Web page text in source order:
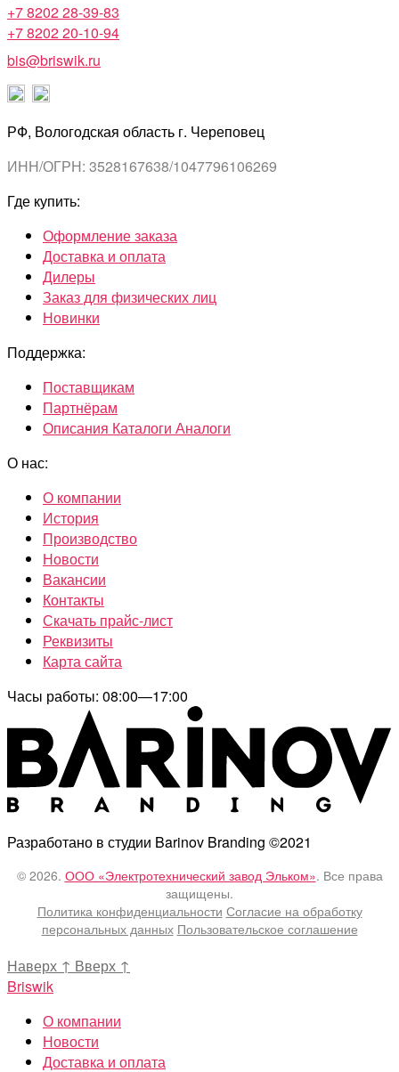
+7 8202 28-39-83
+7 8202 20-10-94
bis@briswik.ru
РФ, Вологодская область г. Череповец
ИНН/ОГРН: 3528167638/1047796106269
Где купить:
Оформление заказа
Доставка и оплата
Дилеры
Заказ для физических лиц
Новинки
Поддержка:
Поставщикам
Партнёрам
Описания Каталоги Аналоги
О нас:
О компании
История
Производство
Новости
Вакансии
Контакты
Скачать прайс-лист
Реквизиты
Карта сайта
Часы работы: 08:00—17:00
Разработано в студии Barinov Branding ©2021
© 2026. ООО «Электротехнический завод Эльком». Все права
защищены.
Политика конфиденциальности Согласие на обработку
персональных данных Пользовательское соглашение
Наверх ↑ Вверх ↑
Briswik
О компании
Новости
Доставка и оплата